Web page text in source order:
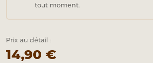
tout moment.
Prix au détail :
14,90 €